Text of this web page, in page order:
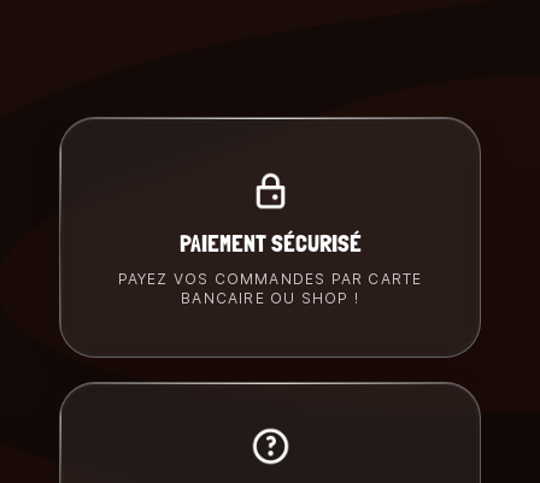
PAIEMENT SÉCURISÉ
PAYEZ VOS COMMANDES PAR CARTE
BANCAIRE OU SHOP !